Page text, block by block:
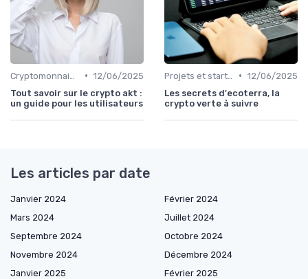
• 12/06/2025
Tout savoir sur le crypto akt :
un guide pour les utilisateurs
• 12/06/2025
Les secrets d'ecoterra, la
crypto verte à suivre
Les articles par date
Janvier 2024
Février 2024
Mars 2024
Juillet 2024
Septembre 2024
Octobre 2024
Novembre 2024
Décembre 2024
Janvier 2025
Février 2025